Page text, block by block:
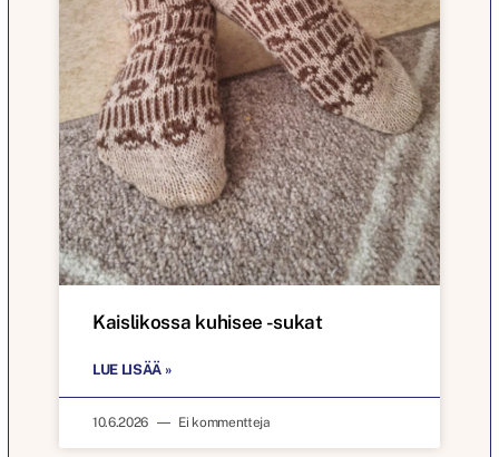
Kaislikossa kuhisee -sukat
LUE LISÄÄ »
10.6.2026 Ei kommentteja